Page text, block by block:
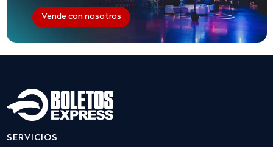
Vende con nosotros
SERVICIOS